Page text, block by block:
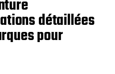
détaillées
pour